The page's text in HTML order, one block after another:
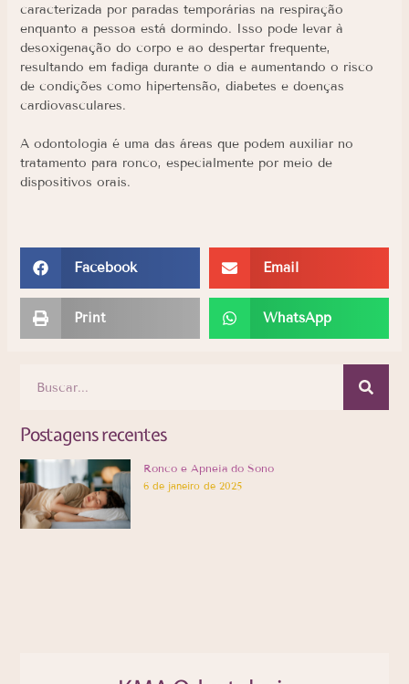
caracterizada por paradas temporárias na respiração
enquanto a pessoa está dormindo. Isso pode levar à
desoxigenação do corpo e ao despertar frequente,
resultando em fadiga durante o dia e aumentando o risco
de condições como hipertensão, diabetes e doenças
cardiovasculares.
A odontologia é uma das áreas que podem auxiliar no
tratamento para ronco, especialmente por meio de
dispositivos orais.
Facebook Email
Print WhatsApp
Postagens recentes
Ronco e Apneia do Sono
6 de janeiro de 2025